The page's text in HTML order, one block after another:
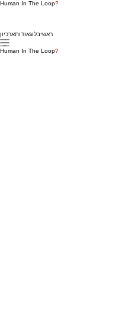
Human In The Loop?
ארכיוןאודותבלוגראשי
Human In The Loop?